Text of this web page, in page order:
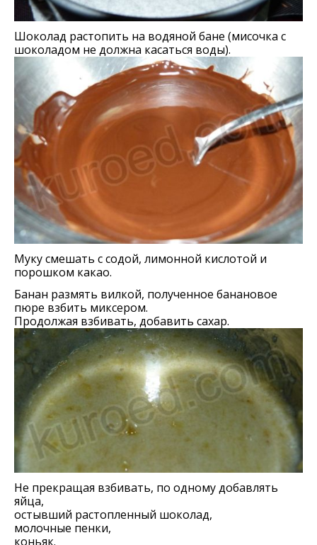
Шоколад растопить на водяной бане (мисочка с
шоколадом не должна касаться воды).
Муку смешать с содой, лимонной кислотой и
порошком какао.
Банан размять вилкой, полученное банановое
пюре взбить миксером.
Продолжая взбивать, добавить сахар.
Не прекращая взбивать, по одному добавлять
яйца,
остывший растопленный шоколад,
молочные пенки,
коньяк.